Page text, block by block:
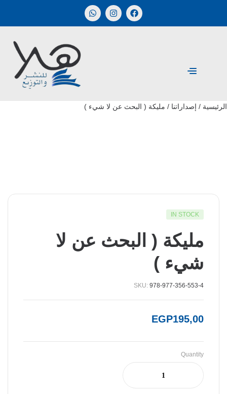
الرئيسية / إصداراتنا / مليكة ( البحث عن لا شيء )
IN STOCK
مليكة ( البحث عن لا
شيء )
SKU: 978-977-356-553-4
EGP195,00
Quantity